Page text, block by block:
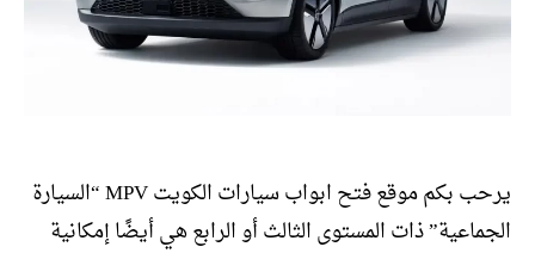
يرحب بكم موقع فتح ابواب سيارات الكويت MPV “السيارة
الجماعية” ذات المستوى الثالث أو الرابع هي أيضًا إمكانية